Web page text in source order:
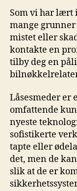
Som vi har lært
mange
mistet eller
kontakte⁣ en
tilby⁣ deg en
Låsesmeder ⁣er
omfattende
nyeste
sofistikerte‌
tapte eller
det, men de
‌slik at de er